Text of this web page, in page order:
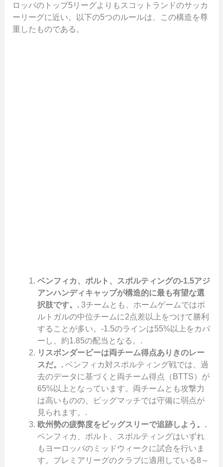
ロッパのトップ5リーグよりもスコットランドのサッカ
ーリーグに近い。以下の5つのルールは、この構造を尊
重したものである。
ベンフィカ、ポルト、スポルティングの-1.5アジ
アンハンディキャップが構造的に最も有望な選
択肢です。.3チームとも、ホームゲームではポ
ルトガルの中位チームに2点差以上をつけて勝利
することが多い。-1.5のラインは55%以上をカバ
ーし、約1.85の配当となる。.
リスボンダービーは両チーム得点ありきのレー
スだ。.ベンフィカ対スポルティング戦では、過
去のデータに基づくと両チーム得点（BTTS）が
65%以上となっています。両チームとも攻撃力
は高いものの、ビッグマッチでは守備に弱点が
見られます。.
欧州勢の疲弊度をビッグスリーで追跡しよう。.
ベンフィカ、ポルト、スポルティングはいずれ
もヨーロッパのミッドウィークに試合を行いま
す。プレミアリーグのクラブに適用している8～